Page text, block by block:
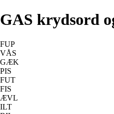
GAS krydsord
FUP
VÅS
GÆK
PIS
FUT
FIS
ÆVL
ILT